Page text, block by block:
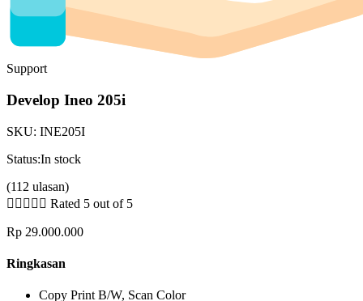
Support
Develop Ineo 205i
SKU: INE205I
Status:In stock
(112 ulasan)
     Rated 5 out of 5
Rp 29.000.000
Ringkasan
Copy Print B/W, Scan Color